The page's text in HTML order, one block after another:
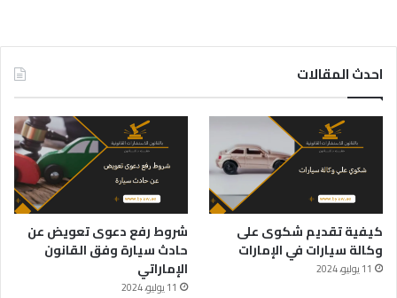
احدث المقالات
كيفية تقديم شكوى على
وكالة سيارات في الإمارات
11 يوليو، 2024
شروط رفع دعوى تعويض عن
حادث سيارة وفق القانون
الإماراتي
11 يوليو، 2024